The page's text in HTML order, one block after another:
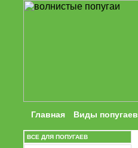
Главная Виды попугаев
ВСЕ ДЛЯ ПОПУГАЕВ